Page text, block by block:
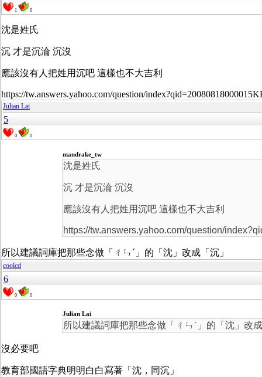
1 0
沈是姓氏
沉 才是沉淪 沉沒
應該沒有人把姓用沉吧 這樣也不大吉利
https://tw.answers.yahoo.com/question/
Julian Lai
5
0 0
mandrake_tw
沈是姓氏
沉 才是沉淪 沉沒
應該沒有人把姓用沉吧 這樣也不大吉利
https://tw.answers.yahoo.com/question/
所以建議詞庫把那些念做「ㄔㄣˊ」的「沈」改成「沉」
coolcd
6
0 0
Julian Lai
所以建議詞庫把那些念做「ㄔㄣˊ」的「沈」改
沒必要吧
教育部國語字典明明白白寫著「沈，同沉」